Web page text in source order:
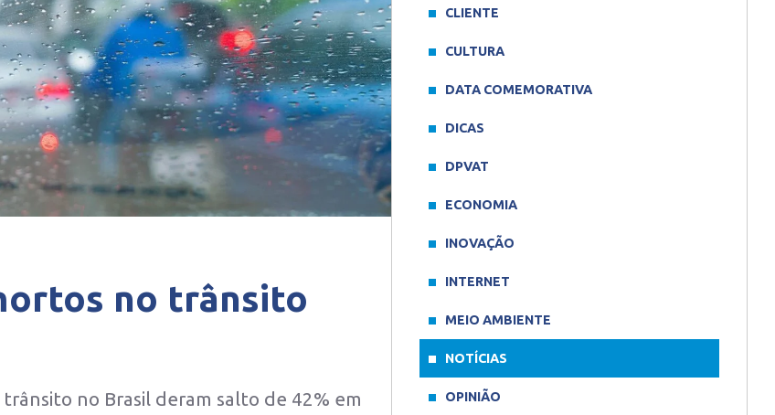
no trânsito
no Brasil deram salto de 42% em
CLIENTE
CULTURA
DATA COMEMORATIVA
DICAS
DPVAT
ECONOMIA
INOVAÇÃO
INTERNET
MEIO AMBIENTE
NOTÍCIAS
OPINIÃO